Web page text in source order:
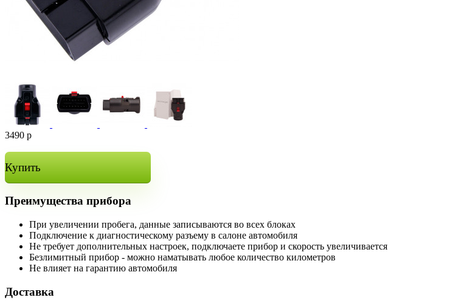
3490 р
Купить
Преимущества прибора
При увеличении пробега, данные записываются во всех блоках
Подключение к диагностическому разъему в салоне автомобиля
Не требует дополнительных настроек, подключаете прибор и скорость увеличивается
Безлимитный прибор - можно наматывать любое количество километров
Не влияет на гарантию автомобиля
Доставка